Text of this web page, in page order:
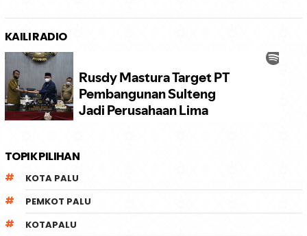
KAILI RADIO
TOPIK PILIHAN
KOTA PALU
PEMKOT PALU
KOTAPALU